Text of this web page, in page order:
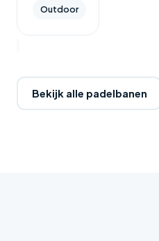
Outdoor
Bekijk alle padelbanen